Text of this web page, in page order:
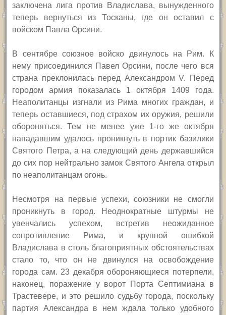
заключена лига против Владислава, вынужденного
теперь вернуться из Тосканы, где он оставил с
войском Павла Орсини.
В сентябре союзное войско двинулось на Рим. К
нему присоединился Павел Орсини, после чего вся
страна преклонилась перед АлександромV.
Перед
городом армия показалась 1 октября 1409 года.
Неаполитанцы изгнали из Рима многих граждан, и
теперь оставшиеся, под страхом их оружия, решили
обороняться. Тем не менее уже 1-го же октября
нападавшим удалось проникнуть в портик базилики
Святого Петра, а на следующий день державшийся
до сих пор нейтрально замок Святого Ангела открыл
по неаполитанцам огонь.
Несмотря на первые успехи, союзники не смогли
проникнуть в город. Неоднократные штурмы не
увенчались успехом, встретив неожиданное
сопротивление Рима, и крупной ошибкой
Владислава в столь благоприятных обстоятельствах
стало то, что он не двинулся на освобождение
города сам. 23 декабря обороняющиеся потерпели,
наконец, поражение у ворот Порта Септимиана в
Трастевере, и это решило судьбу города, поскольку
партия Александра в нем ждала только удобного